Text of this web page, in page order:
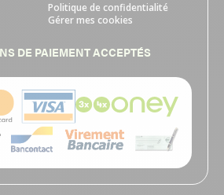
Politique de confidentialité
Gérer mes cookies
DE PAIEMENT ACCEPTÉS